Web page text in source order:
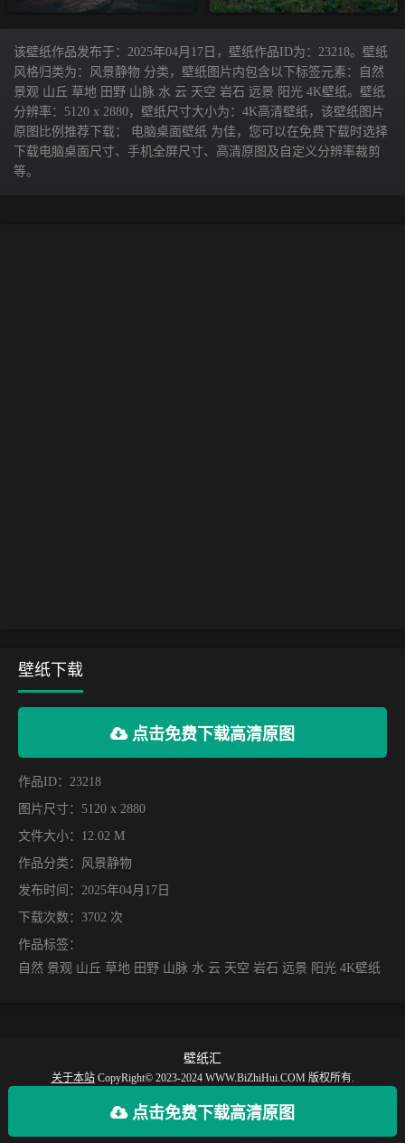
点击免费下载高清原图
该壁纸作品发布于：2025年04月17日，壁纸作品ID为：23218。壁纸
风格归类为：风景静物 分类，壁纸图片内包含以下标签元素：自然
景观 山丘 草地 田野 山脉 水 云 天空 岩石 远景 阳光 4K壁纸。壁纸
分辨率：5120 x 2880，壁纸尺寸大小为：4K高清壁纸，该壁纸图片
原图比例推荐下载： 电脑桌面壁纸 为佳，您可以在免费下载时选择
下载电脑桌面尺寸、手机全屏尺寸、高清原图及自定义分辨率裁剪
等。
壁纸下载
点击免费下载高清原图
作品ID：23218
图片尺寸：5120 x 2880
文件大小：12.02 M
作品分类： 风景静物
发布时间：2025年04月17日
下载次数：3702 次
作品标签：
自然 景观 山丘 草地 田野 山脉 水 云 天空 岩石 远景 阳光 4K壁纸
壁纸汇
关于本站CopyRight© 2023-2024 WWW.BiZhiHui.COM 版权所有.
【壁纸汇】提供丰富的手机壁纸，电脑壁纸、动漫壁纸、电脑桌面、手机全屏壁
纸等最新款、火爆、好看的高清4K、超清8K壁纸图片免费下载。